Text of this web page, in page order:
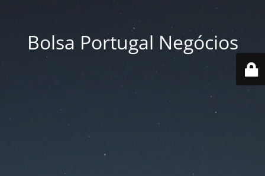
Bolsa Portugal Negócios